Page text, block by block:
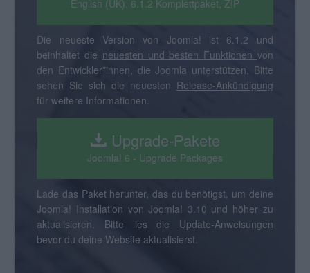
English (UK), 6.1.2 Komplettpaket, ZIP
Die neueste Version von Joomla! ist 6.1.2 und
beinhaltet die neuesten und besten Funktionen von
den Entwickler*innen, die Joomla unterstützen. Bitte
sehen Sie sich die neuesten Release-Ankündigung
für weitere Informationen.
Upgrade-Pakete
Joomla! 6 - Upgrade Packages
Lade das Paket herunter, das du benötigst, um deine
Joomla! Installation von Joomla! 3.10 und höher zu
aktualisieren. Bitte lies die Update-Anweisungen
bevor du deine Website aktualisierst.